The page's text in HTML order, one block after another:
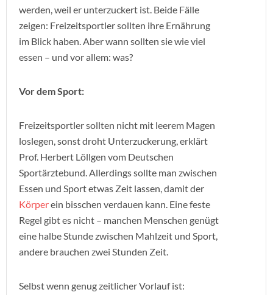
werden, weil er unterzuckert ist. Beide Fälle
zeigen: Freizeitsportler sollten ihre Ernährung
im Blick haben. Aber wann sollten sie wie viel
essen – und vor allem: was?
Vor dem Sport:
Freizeitsportler sollten nicht mit leerem Magen
loslegen, sonst droht Unterzuckerung, erklärt
Prof. Herbert Löllgen vom Deutschen
Sportärztebund. Allerdings sollte man zwischen
Essen und Sport etwas Zeit lassen, damit der
Körperein bisschen verdauen kann. Eine feste
Regel gibt es nicht – manchen Menschen genügt
eine halbe Stunde zwischen Mahlzeit und Sport,
andere brauchen zwei Stunden Zeit.
Selbst wenn genug zeitlicher Vorlauf ist: